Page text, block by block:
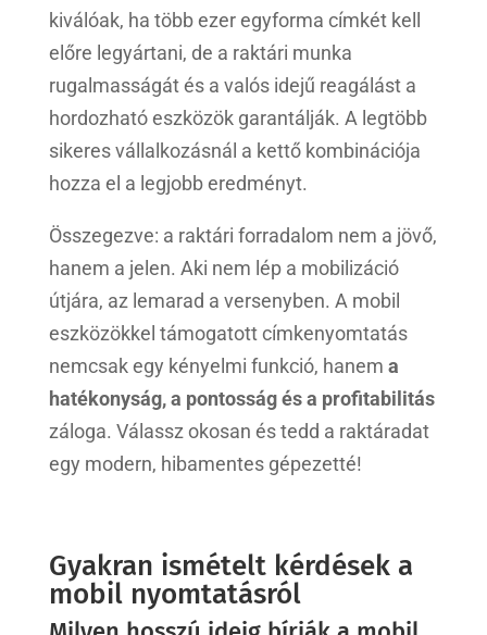
kiválóak, ha több ezer egyforma címkét kell
előre legyártani, de a raktári munka
rugalmasságát és a valós idejű reagálást a
hordozható eszközök garantálják. A legtöbb
sikeres vállalkozásnál a kettő kombinációja
hozza el a legjobb eredményt.
Összegezve: a raktári forradalom nem a jövő,
hanem a jelen. Aki nem lép a mobilizáció
útjára, az lemarad a versenyben. A mobil
eszközökkel támogatott címkenyomtatás
nemcsak egy kényelmi funkció, hanem a
hatékonyság, a pontosság és a profitabilitás
záloga. Válassz okosan és tedd a raktáradat
egy modern, hibamentes gépezetté!
Gyakran ismételt kérdések a
mobil nyomtatásról